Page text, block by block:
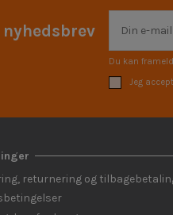
Du kan
Jeg
returnering og